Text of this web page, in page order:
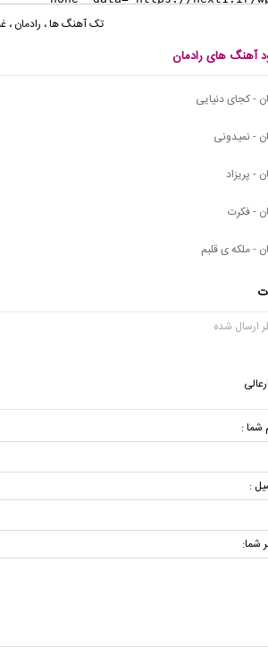
تک آهنگ ها، رادمان ،
آهنگ های رادمان
- کجای دنیایی
- نمیدونی
- پریزاد
- فکرت
- ملکه ی قلبم
شما :
:
شما: